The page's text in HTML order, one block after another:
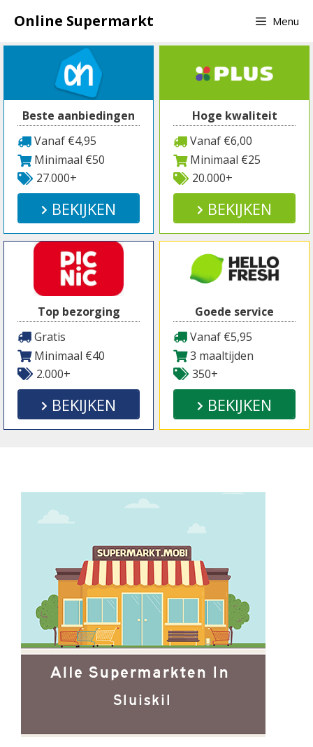
naar
inhoud
Online Supermarkt Menu
Beste aanbiedingen
Vanaf €4,95
Minimaal €50
27.000+
BEKIJKEN
Hoge kwaliteit
Vanaf €6,00
Minimaal €25
20.000+
BEKIJKEN
Top bezorging
Gratis
Minimaal €40
2.000+
BEKIJKEN
Goede service
Vanaf €5,95
3 maaltijden
350+
BEKIJKEN